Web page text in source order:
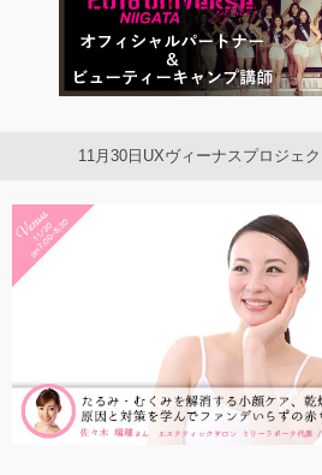
11月30日UXヴィーナスプロジェ